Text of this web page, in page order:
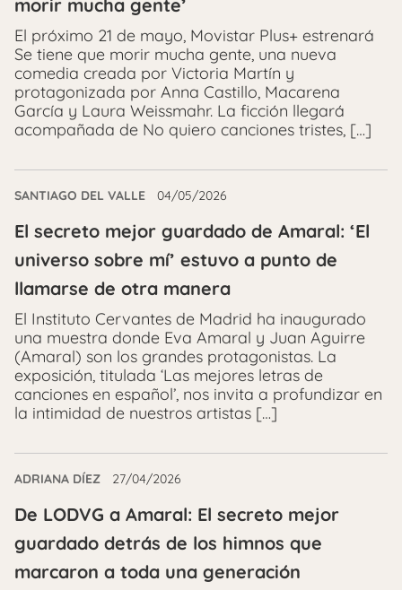
morir mucha gente’
El próximo 21 de mayo, Movistar Plus+ estrenará
Se tiene que morir mucha gente, una nueva
comedia creada por Victoria Martín y
protagonizada por Anna Castillo, Macarena
García y Laura Weissmahr. La ficción llegará
acompañada de No quiero canciones tristes, […]
SANTIAGO DEL VALLE 04/05/2026
El secreto mejor guardado de Amaral: ‘El
universo sobre mí’ estuvo a punto de
llamarse de otra manera
El Instituto Cervantes de Madrid ha inaugurado
una muestra donde Eva Amaral y Juan Aguirre
(Amaral) son los grandes protagonistas. La
exposición, titulada ‘Las mejores letras de
canciones en español’, nos invita a profundizar en
la intimidad de nuestros artistas […]
ADRIANA DÍEZ 27/04/2026
De LODVG a Amaral: El secreto mejor
guardado detrás de los himnos que
marcaron a toda una generación